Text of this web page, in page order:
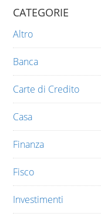
CATEGORIE
Altro
Banca
Carte di Credito
Casa
Finanza
Fisco
Investimenti